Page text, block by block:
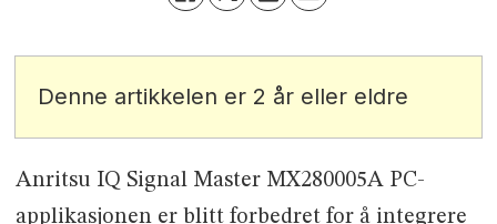
Denne artikkelen er 2 år eller eldre
Anritsu IQ Signal Master MX280005A PC-
applikasjonen er blitt forbedret for å integrere